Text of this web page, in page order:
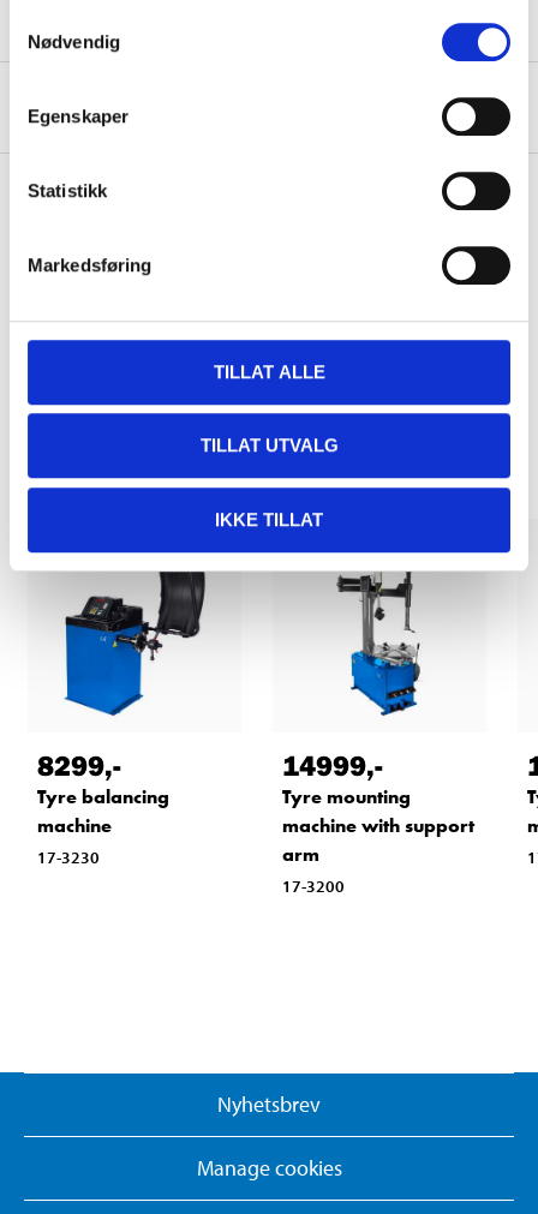
Nødvendig
Egenskaper
Statistikk
Markedsføring
TILLAT ALLE
TILLAT UTVALG
IKKE TILLAT
About the manufacturer
READ MORE
Related products
8299,-
Tyre balancing
machine
17-3230
14999,-
Tyre mounting
machine with support
arm
17-3200
Nyhetsbrev
Manage cookies